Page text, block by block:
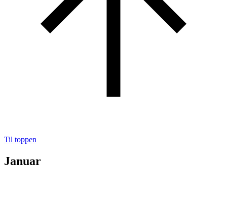
Til toppen
Januar